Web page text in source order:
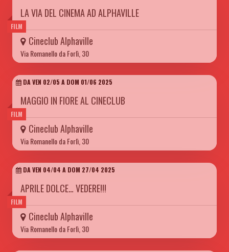
FILM
LA VIA DEL CINEMA AD ALPHAVILLE
Cineclub Alphaville
Via Romanello da Forlì, 30
FILM
DA VEN 02/05 A DOM 01/06 2025
MAGGIO IN FIORE AL CINECLUB
Cineclub Alphaville
Via Romanello da Forlì, 30
FILM
DA VEN 04/04 A DOM 27/04 2025
APRILE DOLCE… VEDERE!!!
Cineclub Alphaville
Via Romanello da Forlì, 30